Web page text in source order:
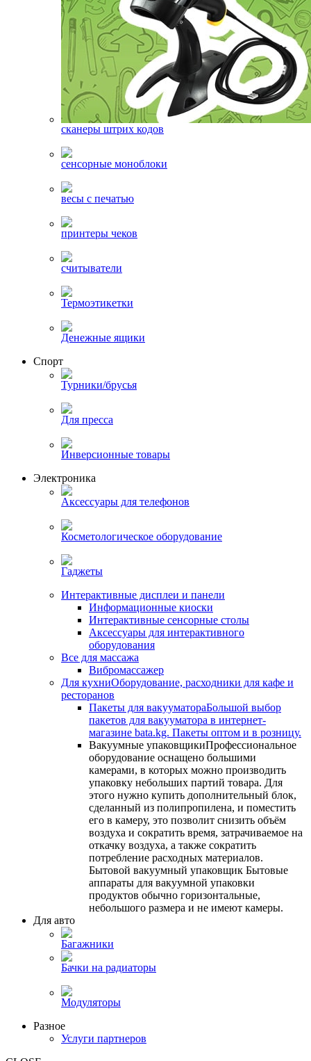
сканеры штрих кодов
сенсорные моноблоки
весы с печатью
принтеры чеков
считыватели
Термоэтикетки
Денежные ящики
Спорт
Турники/брусья
Для пресса
Инверсионные товары
Электроника
Аксессуары для телефонов
Косметологическое оборудование
Гаджеты
Интерактивные дисплеи и панели
Информационные киоски
Интерактивные сенсорные столы
Аксессуары для интерактивного
оборудования
Все для массажа
Вибромассажер
Для кухниОборудование, расходники для кафе и
ресторанов
Пакеты для вакууматораБольшой выбор
пакетов для вакууматора в интернет-
магазине bata.kg. Пакеты оптом и в розницу.
Вакуумные упаковщикиПрофессиональное
оборудование оснащено большими
камерами, в которых можно производить
упаковку небольших партий товара. Для
этого нужно купить дополнительный блок,
сделанный из полипропилена, и поместить
его в камеру, это позволит снизить объём
воздуха и сократить время, затрачиваемое на
откачку воздуха, а также сократить
потребление расходных материалов.
Бытовой вакуумный упаковщик Бытовые
аппараты для вакуумной упаковки
продуктов обычно горизонтальные,
небольшого размера и не имеют камеры.
Для авто
Багажники
Бачки на радиаторы
Модуляторы
Разное
Услуги партнеров